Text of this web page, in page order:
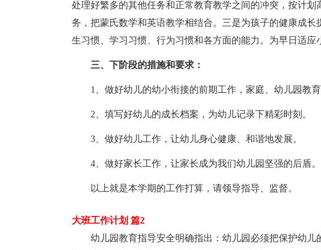
处理好繁多的其他任务和正常教育教学之间的冲突，按计
务，把蒙氏数学和英语教学相结合。三是为孩子的健康成
生习惯、学习习惯、行为习惯和各方面的能力。为早日适应
三、下阶段的措施和要求：
1、做好幼儿的幼小衔接的前期工作，家庭、幼儿园教育
2、填写好幼儿的成长档案，为幼儿记录下精彩时刻。
3、做好幼儿工作，让幼儿身心健康、和谐地发展。
4、做好家长工作，让家长成为我们幼儿园坚强的后盾。
以上就是本学期的工作打算，请领导指导、监督。
大班工作计划 篇2
幼儿园教育指导安全明确指出：幼儿园必须把保护幼